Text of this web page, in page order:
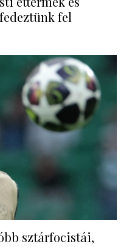
fel
sztárfocistái,